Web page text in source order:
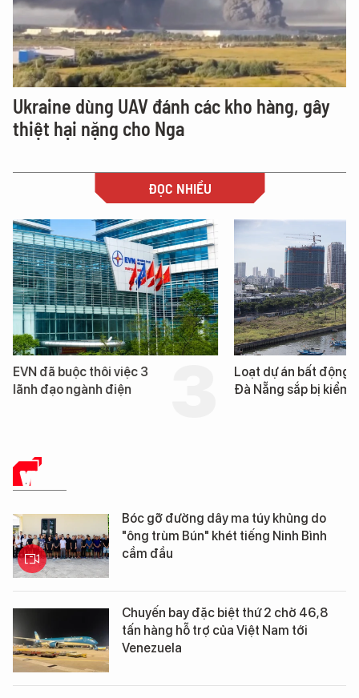
Ukraine dùng UAV đánh các kho hàng, gây
thiệt hại nặng cho Nga
ĐỌC NHIỀU
EVN đã buộc thôi việc 3
lãnh đạo ngành điện
Loạt dự án bất động
Đà Nẵng sắp bị kiểm
VIDEO
Bóc gỡ đường dây ma túy khủng do
"ông trùm Bún" khét tiếng Ninh Bình
cầm đầu
Chuyến bay đặc biệt thứ 2 chở 46,8
tấn hàng hỗ trợ của Việt Nam tới
Venezuela